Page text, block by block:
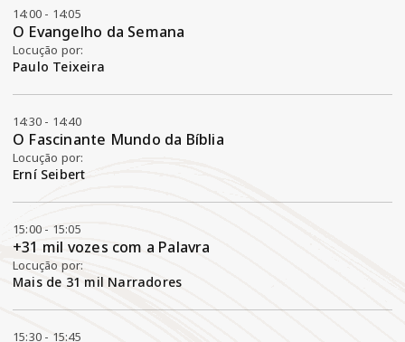
14:00 - 14:05
O Evangelho da Semana
Locução por:
Paulo Teixeira
14:30 - 14:40
O Fascinante Mundo da Bíblia
Locução por:
Erní Seibert
15:00 - 15:05
+31 mil vozes com a Palavra
Locução por:
Mais de 31 mil Narradores
15:30 - 15:45